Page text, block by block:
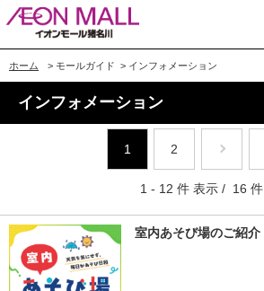
ホーム > モールガイド > インフォメーション
インフォメーション
1 2
1 - 12 件 表示 / 16 件
室内あそび場のご紹介